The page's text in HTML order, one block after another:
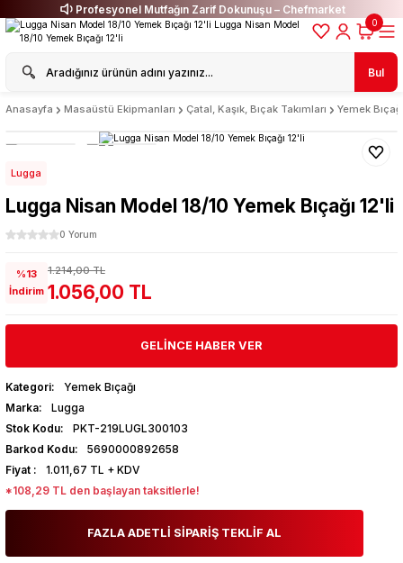
Profesyonel Mutfağın Zarif Dokunuşu – Chefmarket
Bul
0
Anasayfa Masaüstü Ekipmanları Çatal, Kaşık, Bıçak Takımları Yemek
Lugga
Lugga Nisan Model 18/10 Yemek Bıçağı 12'li
0 Yorum
%13
İndirim
1.214,00 TL
1.056,00 TL
GELİNCE HABER VER
Kategori
Yemek Bıçağı
Marka
Lugga
Stok Kodu
PKT-219LUGL300103
Barkod Kodu
5690000892658
Fiyat
1.011,67 TL + KDV
*108,29 TL den başlayan taksitlerle!
FAZLA ADETLİ SİPARİŞ TEKLİF AL